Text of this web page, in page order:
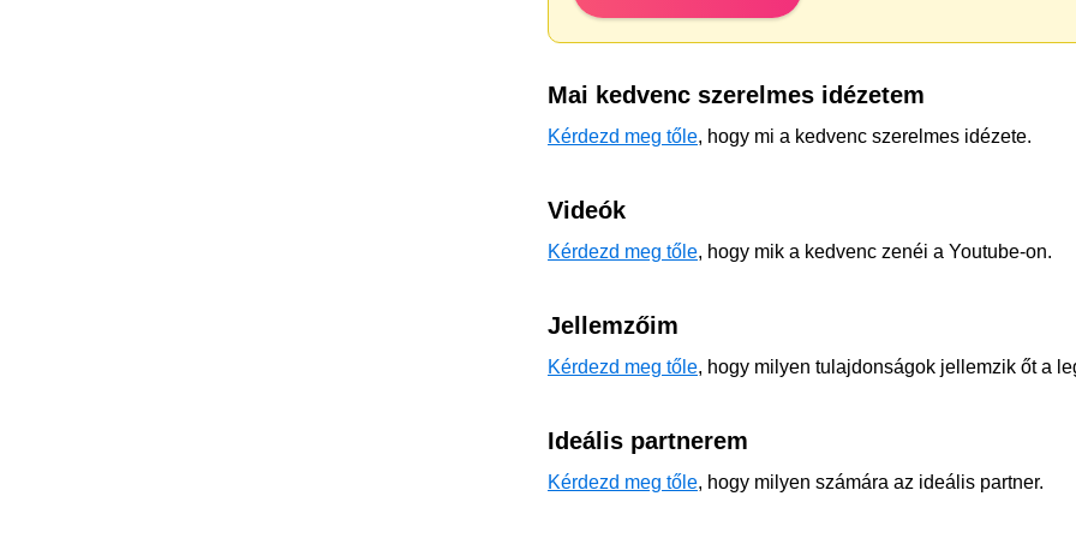
Mai kedvenc szerelmes idézetem
Kérdezd meg tőle, hogy mi a kedvenc szerelmes idézete.
Videók
Kérdezd meg tőle, hogy mik a kedvenc zenéi a Youtube-on.
Jellemzőim
Kérdezd meg tőle, hogy milyen tulajdonságok jellemzik őt a
Ideális partnerem
Kérdezd meg tőle, hogy milyen számára az ideális partner.